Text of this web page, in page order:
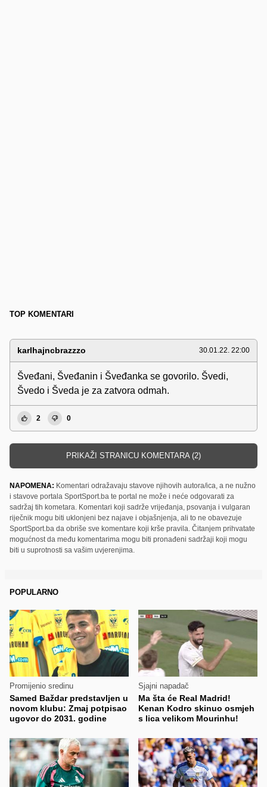
TOP KOMENTARI
karlhajncbrazzzo 30.01.22. 22:00
Šveđani, Šveđanin i Šveđanka se govorilo. Švedi,
Švedo i Šveda je za zatvora odmah.
2 0
PRIKAŽI STRANICU KOMENTARA (2)
NAPOMENA: Komentari odražavaju stavove njihovih autora/ica, a ne nužno
i stavove portala SportSport.ba te portal ne može i neće odgovarati za
sadržaj tih kometara. Komentari koji sadrže vrijeđanja, psovanja i vulgaran
riječnik mogu biti uklonjeni bez najave i objašnjenja, ali to ne obavezuje
SportSport.ba da obriše sve komentare koji krše pravila. Čitanjem prihvatate
mogućnost da među komentarima mogu biti pronađeni sadržaji koji mogu
biti u suprotnosti sa vašim uvjerenjima.
POPULARNO
Promijenio sredinu
Samed Baždar predstavljen u
novom klubu: Zmaj potpisao
ugovor do 2031. godine
Sjajni napadač
Ma šta će Real Madrid!
Kenan Kodro skinuo osmjeh
s lica velikom Mourinhu!